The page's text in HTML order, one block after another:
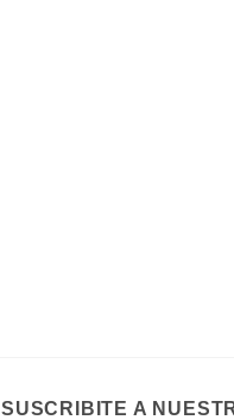
SUSCRIBITE A